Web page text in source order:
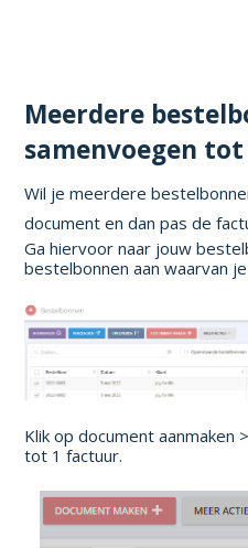
Meerdere
samenvoegen
Wil je meerdere
document en dan pas de
Ga hiervoor naar jouw
bestelbonnen aan waarvan
Klik op document aanmaken
tot 1 factuur.